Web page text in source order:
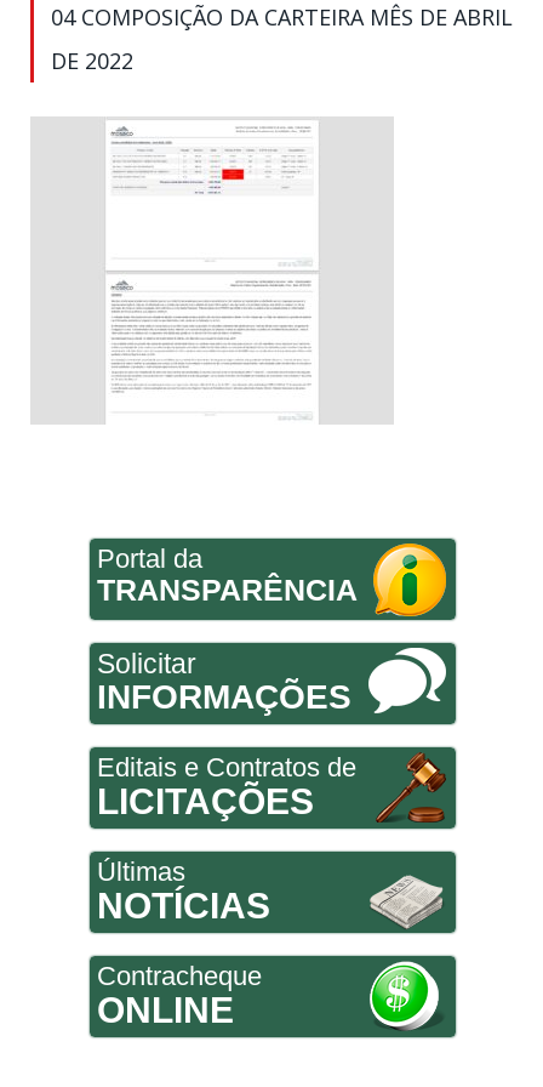
04 COMPOSIÇÃO DA CARTEIRA MÊS DE ABRIL
DE 2022
Portal da
TRANSPARÊNCIA
Solicitar
INFORMAÇÕES
Editais e Contratos de
LICITAÇÕES
Últimas
NOTÍCIAS
Contracheque
ONLINE